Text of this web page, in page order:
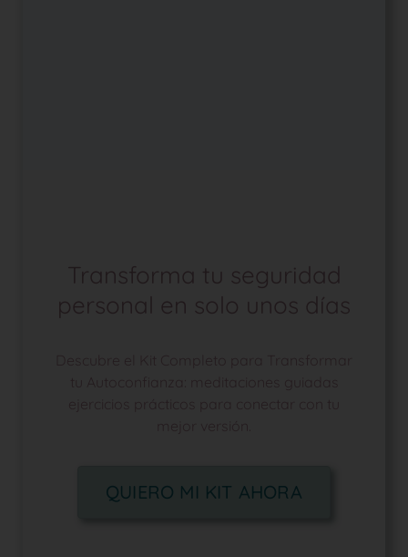
Transforma tu seguridad
personal en solo unos días
QUIERO MI KIT AHORA